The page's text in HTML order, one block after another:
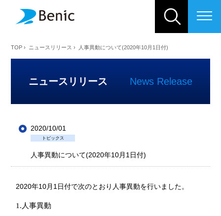
ベニックソリューション株式会
TOP › ニュースリリース › 人事異動について(2020年10月1日付)
ニュースリリース News Release
2020/10/01
トピックス
人事異動について(2020年10月1日付)
2020年10月1日付で次のとおり人事異動を行いました。
1.人事異動